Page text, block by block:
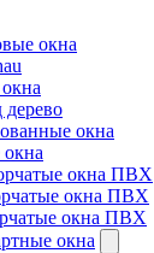
окна
окна
окна ПВХ
окна ПВХ
окна ПВХ
окна